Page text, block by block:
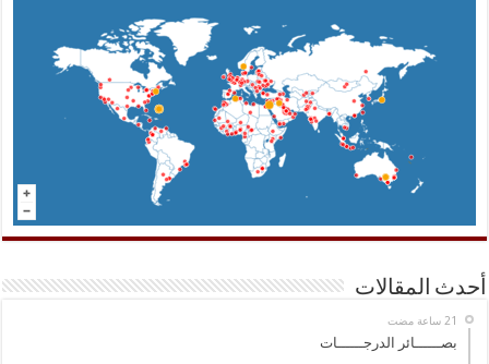
أحدث المقالات
بصــــــائر الدرجــــــات